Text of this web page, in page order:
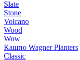
Slate
Stone
Volcano
Wood
Wow
Кашпо Wagner Planters
Classic